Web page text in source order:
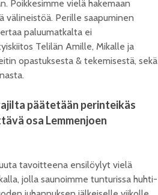
Poikkesimme vielä hakemaan
välineistöä. Perille saapuminen
paluumatkalta ei
Telilän Amille, Mikalle ja
opastuksesta & tekemisestä, sekä
päätetään perinteikäs
osa Lemmenjoen
tavoitteena ensilöylyt vielä
jolla saunoimme tunturissa huhti-